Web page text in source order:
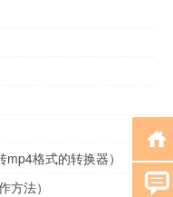
格式的转换器）
方法）